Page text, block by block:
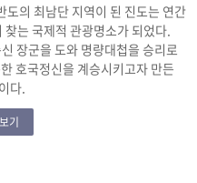
의 최남단 지역이 된 진도는 연간
는 국제적 관광명소가 되었다.
장군을 도와 명량대첩을 승리로
호국정신을 계승시키고자 만든
다.
기